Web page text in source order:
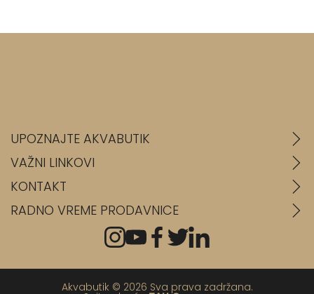
UPOZNAJTE AKVABUTIK
VAŽNI LINKOVI
KONTAKT
RADNO VREME PRODAVNICE
Akvabutik © 2026 Sva prava zadržana.